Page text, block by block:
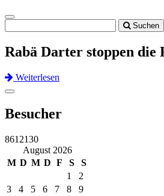
Toggle
navigation
Suchen
Rabä Darter stoppen die
Weiterlesen
Previous
Next
Toggle
Besucher
8612130
August 2026
M D M D F S S
1
2
3
4 5 6 7 8
9